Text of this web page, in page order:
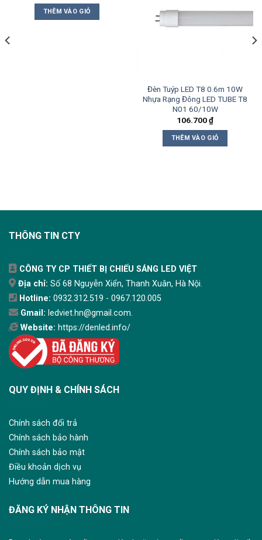
THÊM VÀO GIỎ
Đèn Tuýp LED T8 0.6m 10W
Nhựa Rạng Đông LED TUBE T8
N01 60/10W
106.700₫
THÊM VÀO GIỎ
THÔNG TIN CTY
CÔNG TY CP THIẾT BỊ CHIẾU SÁNG LED VIỆT
Địa chỉ: Số 68 Nguyễn Xiển, Thanh Xuân, Hà Nội.
Hotline: 0932.312.519 - 0967.120.005
Gmail: ledviet.hn@gmail.com.
Website: https://denled.info/
QUY ĐỊNH & CHÍNH SÁCH
Chính sách đổi trả
Chính sách bảo hành
Chính sách bảo mật
Điều khoản dịch vụ
Hướng dẫn mua hàng
ĐĂNG KÝ NHẬN THÔNG TIN